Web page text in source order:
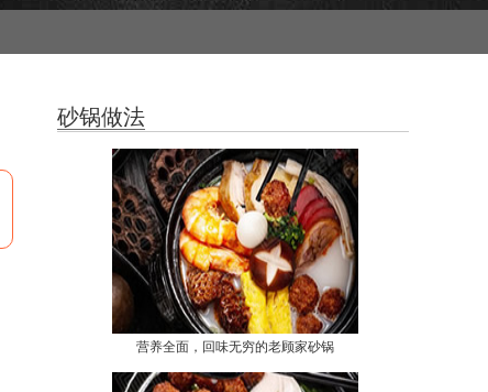
砂锅做法
营养全面，回味无穷的老顾家砂锅